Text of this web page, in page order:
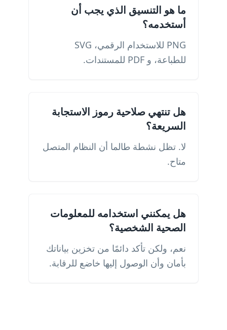
ما هو التنسيق الذي يجب أن
أستخدمه؟
PNG للاستخدام الرقمي، SVG
للطباعة، و PDF للمستندات.
هل تنتهي صلاحية رموز الاستجابة
السريعة؟
لا. تظل نشطة طالما أن النظام المتصل
متاح.
هل يمكنني استخدامه للمعلومات
الصحية الشخصية؟
نعم، ولكن تأكد دائمًا من تخزين بياناتك
بأمان وأن الوصول إليها خاضع للرقابة.